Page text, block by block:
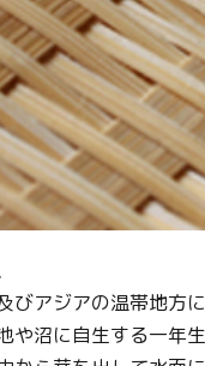
びアジアの温帯地方に
や沼に自生する一年生